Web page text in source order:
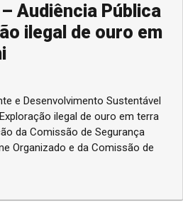
Audiência Pública
ilegal de ouro em
e Desenvolvimento Sustentável
ilegal de ouro em terra
da Comissão de Segurança
Organizado e da Comissão de